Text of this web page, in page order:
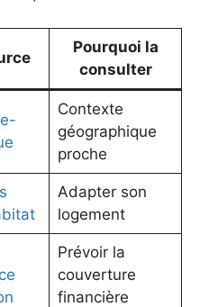
Pourquoi la
consulter
Contexte
géographique
proche
Adapter son
logement
Prévoir la
couverture
financière